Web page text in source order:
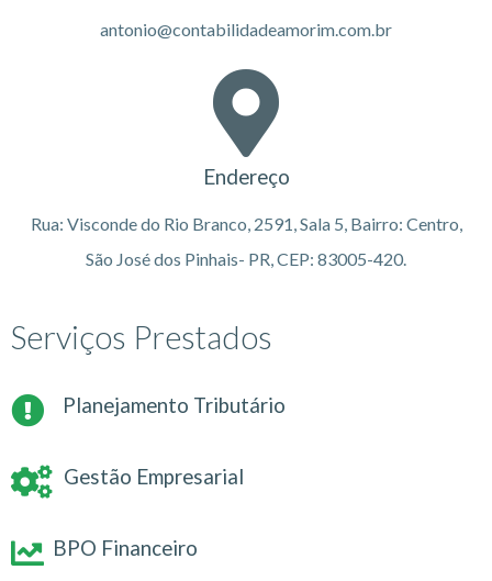
antonio@contabilidadeamorim.com.br
Endereço
Rua: Visconde do Rio Branco, 2591, Sala 5, Bairro: Centro,
São José dos Pinhais- PR, CEP: 83005-420.
Serviços Prestados
Planejamento Tributário
Gestão Empresarial
BPO Financeiro